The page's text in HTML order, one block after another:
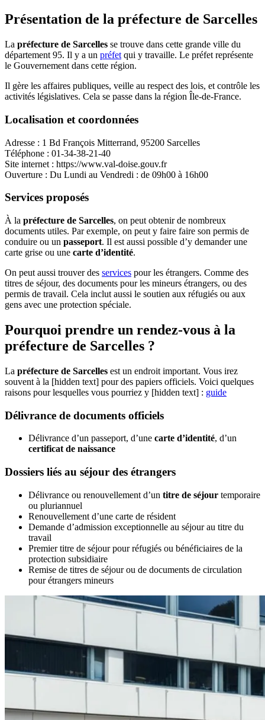
Présentation de la préfecture de Sarcelles
La préfecture de Sarcelles se trouve dans cette grande ville du
département 95. Il y a un préfet qui y travaille. Le préfet représente
le Gouvernement dans cette région.
Il gère les affaires publiques, veille au respect des lois, et contrôle les
activités législatives. Cela se passe dans la région Île-de-France.
Localisation et coordonnées
Adresse : 1 Bd François Mitterrand, 95200 Sarcelles
Téléphone : 01-34-38-21-40
Site internet : https://www.val-doise.gouv.fr
Ouverture : Du Lundi au Vendredi : de 09h00 à 16h00
Services proposés
À la préfecture de Sarcelles, on peut obtenir de nombreux
documents utiles. Par exemple, on peut y faire faire son permis de
conduire ou un passeport. Il est aussi possible d’y demander une
carte grise ou une carte d’identité.
On peut aussi trouver des services pour les étrangers. Comme des
titres de séjour, des documents pour les mineurs étrangers, ou des
permis de travail. Cela inclut aussi le soutien aux réfugiés ou aux
gens avec une protection spéciale.
Pourquoi prendre un rendez-vous à la
préfecture de Sarcelles ?
La préfecture de Sarcelles est un endroit important. Vous irez
souvent à la [hidden text] pour des papiers officiels. Voici quelques
raisons pour lesquelles vous pourriez y [hidden text] : guide
Délivrance de documents officiels
Délivrance d’un passeport, d’une carte d’identité, d’un
certificat de naissance
Dossiers liés au séjour des étrangers
Délivrance ou renouvellement d’un titre de séjour temporaire
ou pluriannuel
Renouvellement d’une carte de résident
Demande d’admission exceptionnelle au séjour au titre du
travail
Premier titre de séjour pour réfugiés ou bénéficiaires de la
protection subsidiaire
Remise de titres de séjour ou de documents de circulation
pour étrangers mineurs